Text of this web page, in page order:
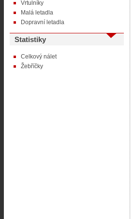
Vrtulníky
Malá letadla
Dopravní letadla
Statistiky
Celkový nálet
Žebříčky